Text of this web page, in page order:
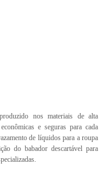
nos materiais de alta
e seguras para cada
de líquidos para a roupa
do babador descartável para